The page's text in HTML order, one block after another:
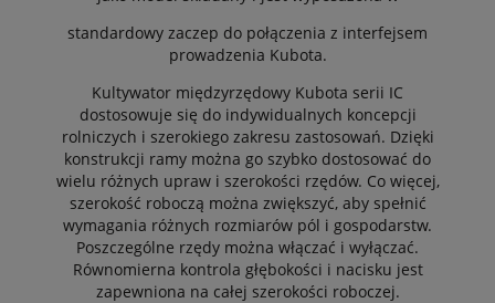
standardowy zaczep do połączenia z interfejsem
prowadzenia Kubota.
Kultywator międzyrzędowy Kubota serii IC
dostosowuje się do indywidualnych koncepcji
rolniczych i szerokiego zakresu zastosowań. Dzięki
konstrukcji ramy można go szybko dostosować do
wielu różnych upraw i szerokości rzędów. Co więcej,
szerokość roboczą można zwiększyć, aby spełnić
wymagania różnych rozmiarów pól i gospodarstw.
Poszczególne rzędy można włączać i wyłączać.
Równomierna kontrola głębokości i nacisku jest
zapewniona na całej szerokości roboczej.